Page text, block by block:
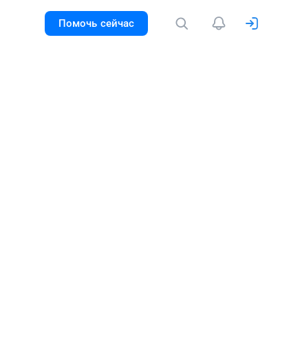
Помочь сейчас